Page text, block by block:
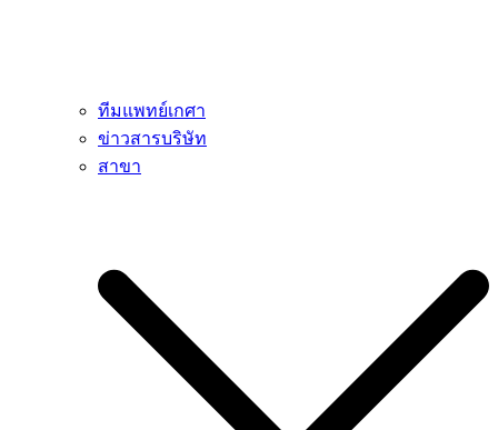
ทีมแพทย์เกศา
ข่าวสารบริษัท
สาขา